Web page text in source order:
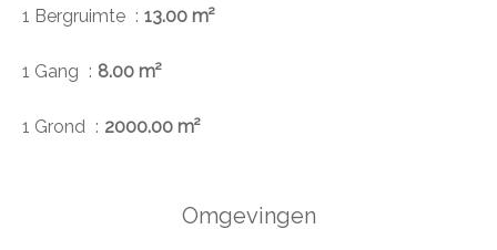
1 Bergruimte 13.00 m²
1 Gang 8.00 m²
1 Grond 2000.00 m²
Omgevingen